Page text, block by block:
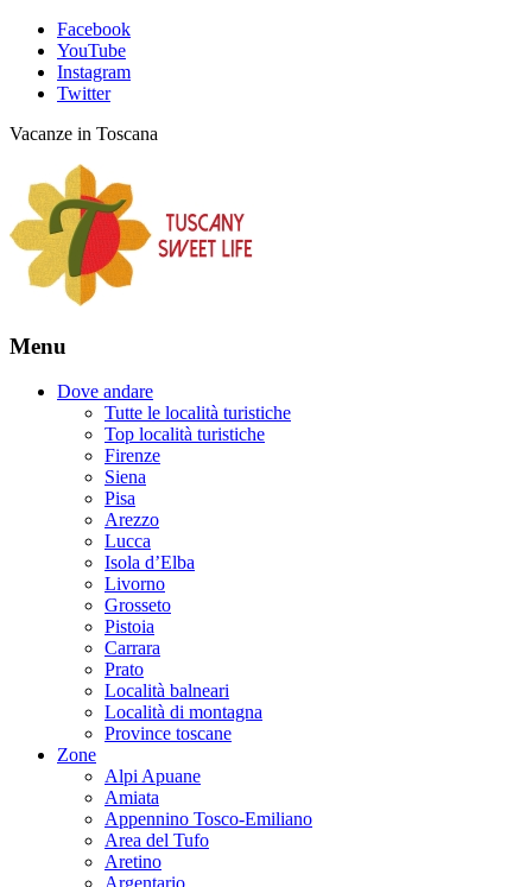
Facebook
YouTube
Instagram
Twitter
Vacanze in Toscana
Menu
Dove andare
Tutte le località turistiche
Top località turistiche
Firenze
Siena
Pisa
Arezzo
Lucca
Isola d’Elba
Livorno
Grosseto
Pistoia
Carrara
Prato
Località balneari
Località di montagna
Province toscane
Zone
Alpi Apuane
Amiata
Appennino Tosco-Emiliano
Area del Tufo
Aretino